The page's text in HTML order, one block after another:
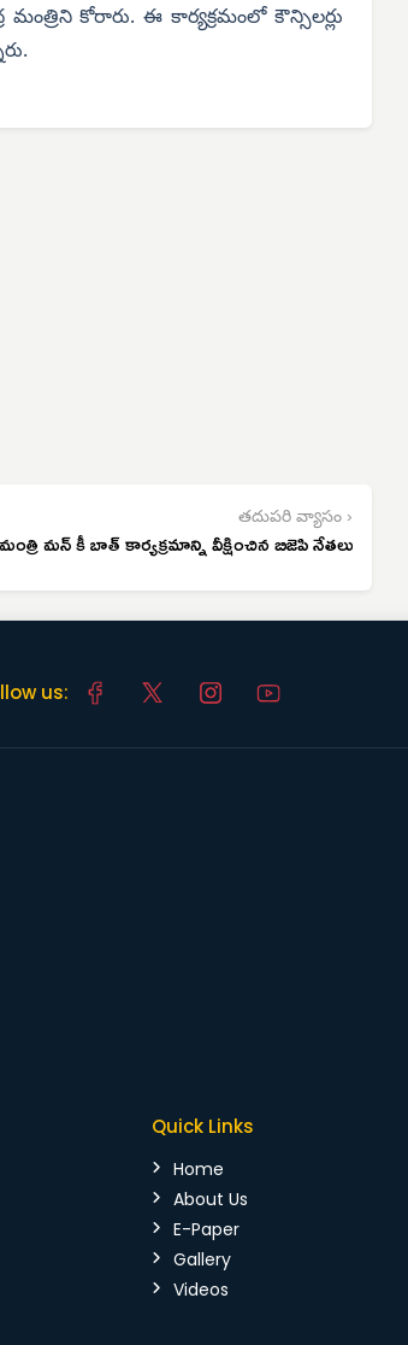
కోరారు. ఈ కార్యక్రమంలో కౌన్సిలర్లు
తదుపరి వ్యాసం ›
మన్ కీ బాత్ కార్యక్రమాన్ని వీక్షించిన బిజెపి నేతలు
us:
Quick Links
Home
About Us
E-Paper
Gallery
Videos